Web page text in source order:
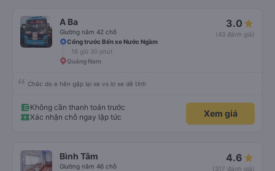
A Ba
Giường nằm 42 chỗ
3.0
(43 đánh giá)
Cổng trước Bến xe Nước Ngầm
16 giờ 30 phút
Quảng Nam
Chắc do e hên gặp lại xe vs lơ xe dễ tính
Không cần thanh toán trước
Xác nhận chỗ ngay lập tức
Xem giá
Bình Tâm
Giường nằm 46 chỗ
4.6
(317 đánh giá)